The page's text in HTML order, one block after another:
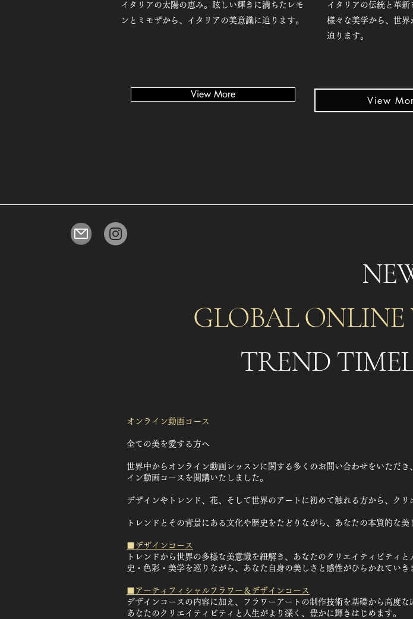
イタリアの伝統と革新
様々な美学から、世界
迫ります。
View
​イタリアの太陽の恵み。眩しい輝きに満ちたレモ
ンとミモザから、イタリアの美意識に迫ります。
View More
GLOBAL ONLINE
TREND
​オンライン動画コース
全ての美を愛する方へ
世界中からオンライン動画レッスンに関する多くのお問い合わせをいただ
イン動画コースを開講いたしました。
デザインやトレンド、花、そして世界のアートに初めて触れる方から、ク
トレンドとその背景にある文化や歴史をたどりながら、あなたの本質的な美
■デザインコース
トレンドから世界の多様な美意識を紐解き、あなたのクリエイティビティ
史・色彩・美学を巡りながら、あなた自身の美しさと感性がひらかれていき
■アーティフィシャルフラワー＆デザインコース
デザインコースの内容に加え、フラワーアートの制作技術を基礎から高度
あなたのクリエイティビティと人生がより深く、豊かに輝きはじめます。